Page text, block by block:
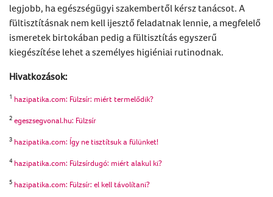
legjobb, ha egészségügyi szakembertől kérsz tanácsot. A
fültisztításnak nem kell ijesztő feladatnak lennie, a megfelelő
ismeretek birtokában pedig a fültisztítás egyszerű
kiegészítése lehet a személyes higiéniai rutinodnak.
Hivatkozások:
1 hazipatika.com: Fülzsír: miért termelődik?
2 egeszsegvonal.hu: Fülzsír
3 hazipatika.com: Így ne tisztítsuk a fülünket!
4 hazipatika.com: Fülzsírdugó: miért alakul ki?
5 hazipatika.com: Fülzsír: el kell távolítani?